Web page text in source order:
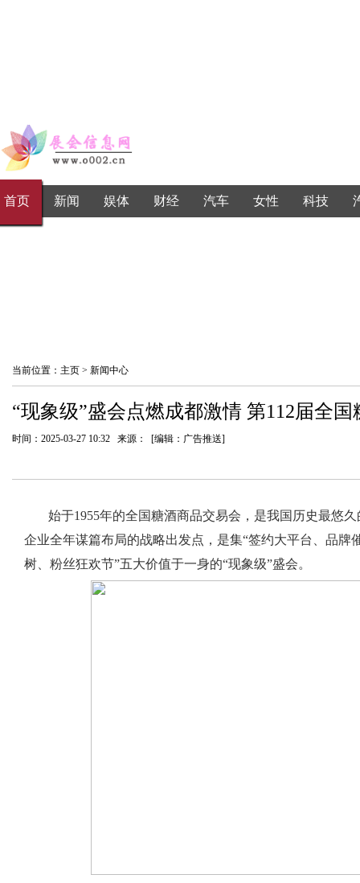
首页 新闻 娱体 财经 汽车 女性 科技
当前位置： 主页 > 新闻中心
“现象级”盛会点燃成都激情 第112届全
时间：2025-03-27 10:32 来源： [编辑：广告推送]
始于1955年的全国糖酒商品交易会，是我国历史最悠
企业全年谋篇布局的战略出发点，是集“签约大平台、品牌
树、粉丝狂欢节”五大价值于一身的“现象级”盛会。